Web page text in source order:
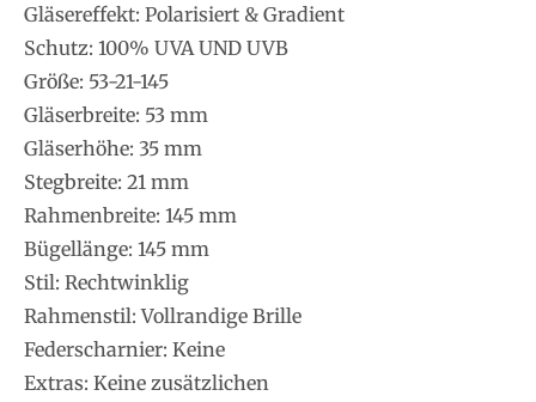
Gläsereffekt: Polarisiert & Gradient
Schutz: 100% UVA UND UVB
Größe: 53-21-145
Gläserbreite: 53 mm
Gläserhöhe: 35 mm
Stegbreite: 21 mm
Rahmenbreite: 145 mm
Bügellänge: 145 mm
Stil: Rechtwinklig
Rahmenstil: Vollrandige Brille
Federscharnier: Keine
Extras: Keine zusätzlichen